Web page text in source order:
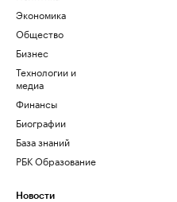
Экономика
Общество
Бизнес
Технологии и
медиа
Финансы
Биографии
База знаний
РБК Образование
Новости